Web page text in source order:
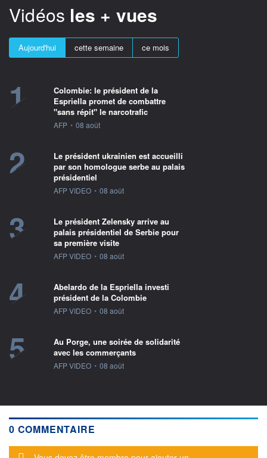
Vidéos les + vues
Aujourd'hui cette semaine ce mois
1
Colombie: le président de la
Espriella promet de combattre
"sans répit" le narcotrafic
information fournie par
AFP • 08 août
2
Le président ukrainien est accueilli
par son homologue serbe au palais
présidentiel
information fournie par
AFP VIDEO • 08 août
3
Le président Zelensky arrive au
palais présidentiel de Serbie pour
sa première visite
information fournie par
AFP VIDEO • 08 août
4
Abelardo de la Espriella investi
président de la Colombie
information fournie par
AFP VIDEO • 08 août
5
Au Porge, une soirée de solidarité
avec les commerçants
information fournie par
AFP VIDEO • 08 août
0 COMMENTAIRE